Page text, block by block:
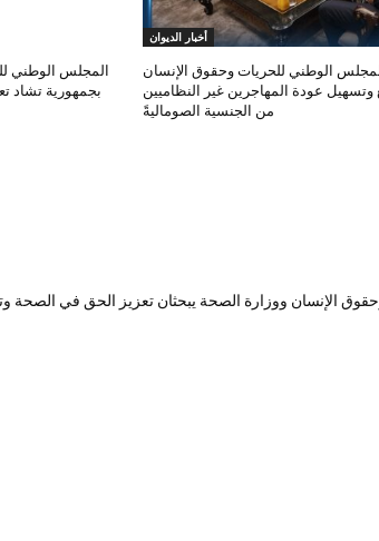
أخبار الديوان
الوطني للحريات وحقوق الإنسان
وتسهيل عودة المهاجرين غير النظاميين
من الجنسية الصوماليةً
المجلس الوطني
بجمهورية تشاد
الإنسان ووزارة الصحة يبحثان تعزيز الحق في الصحة